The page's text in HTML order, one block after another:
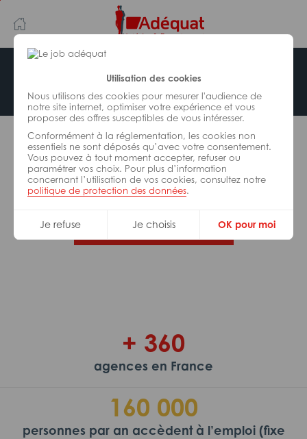
Utilisation des cookies
Nous utilisons des cookies pour mesurer l'audience de
notre site internet, optimiser votre expérience et vous
proposer des offres susceptibles de vous intéresser.
Conformément à la réglementation, les cookies non
essentiels ne sont déposés qu’avec votre consentement.
Vous pouvez à tout moment accepter, refuser ou
paramétrer vos choix. Pour plus d’information
concernant l’utilisation de vos cookies, consultez notre
politique de protection des données.
Je refuse Je choisis OK pour moi
au
contenu
principal
navigation
Offre indisponible
L’offre d’emploi que vous tentez de consulter n’est
plus disponible.
De nombreuses autres missions peuvent vous
correspondre, consultez toutes nos offres.
Trouvez votre job Adéquat !
+ 360
agences en France
160 000
personnes par an accèdent à l’emploi (fixe